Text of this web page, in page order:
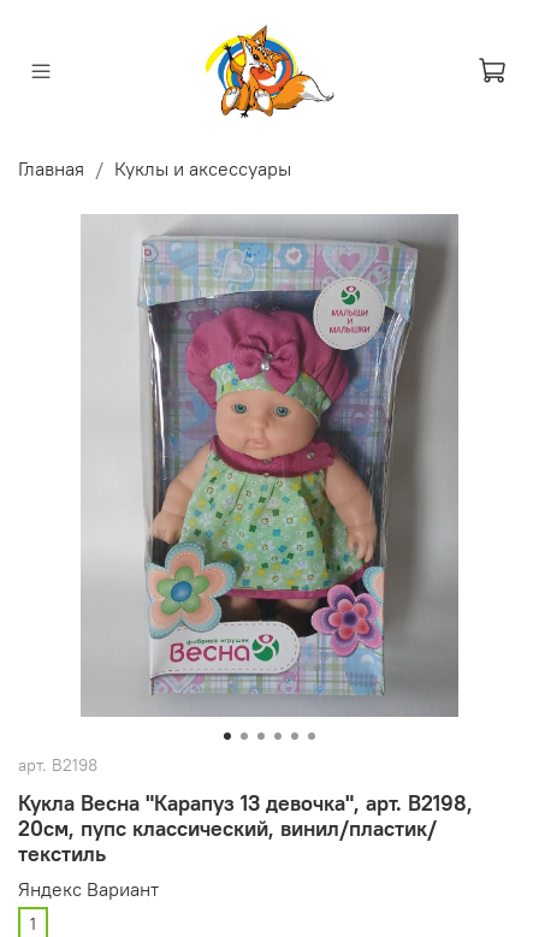
Главная Куклы и аксессуары
арт. В2198
Кукла Весна "Карапуз 13 девочка", арт. В2198,
20см, пупс классический, винил/пластик/
текстиль
Яндекс Вариант
1